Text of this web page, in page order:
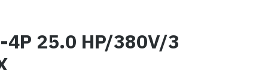
4P 25.0 HP/380V/3